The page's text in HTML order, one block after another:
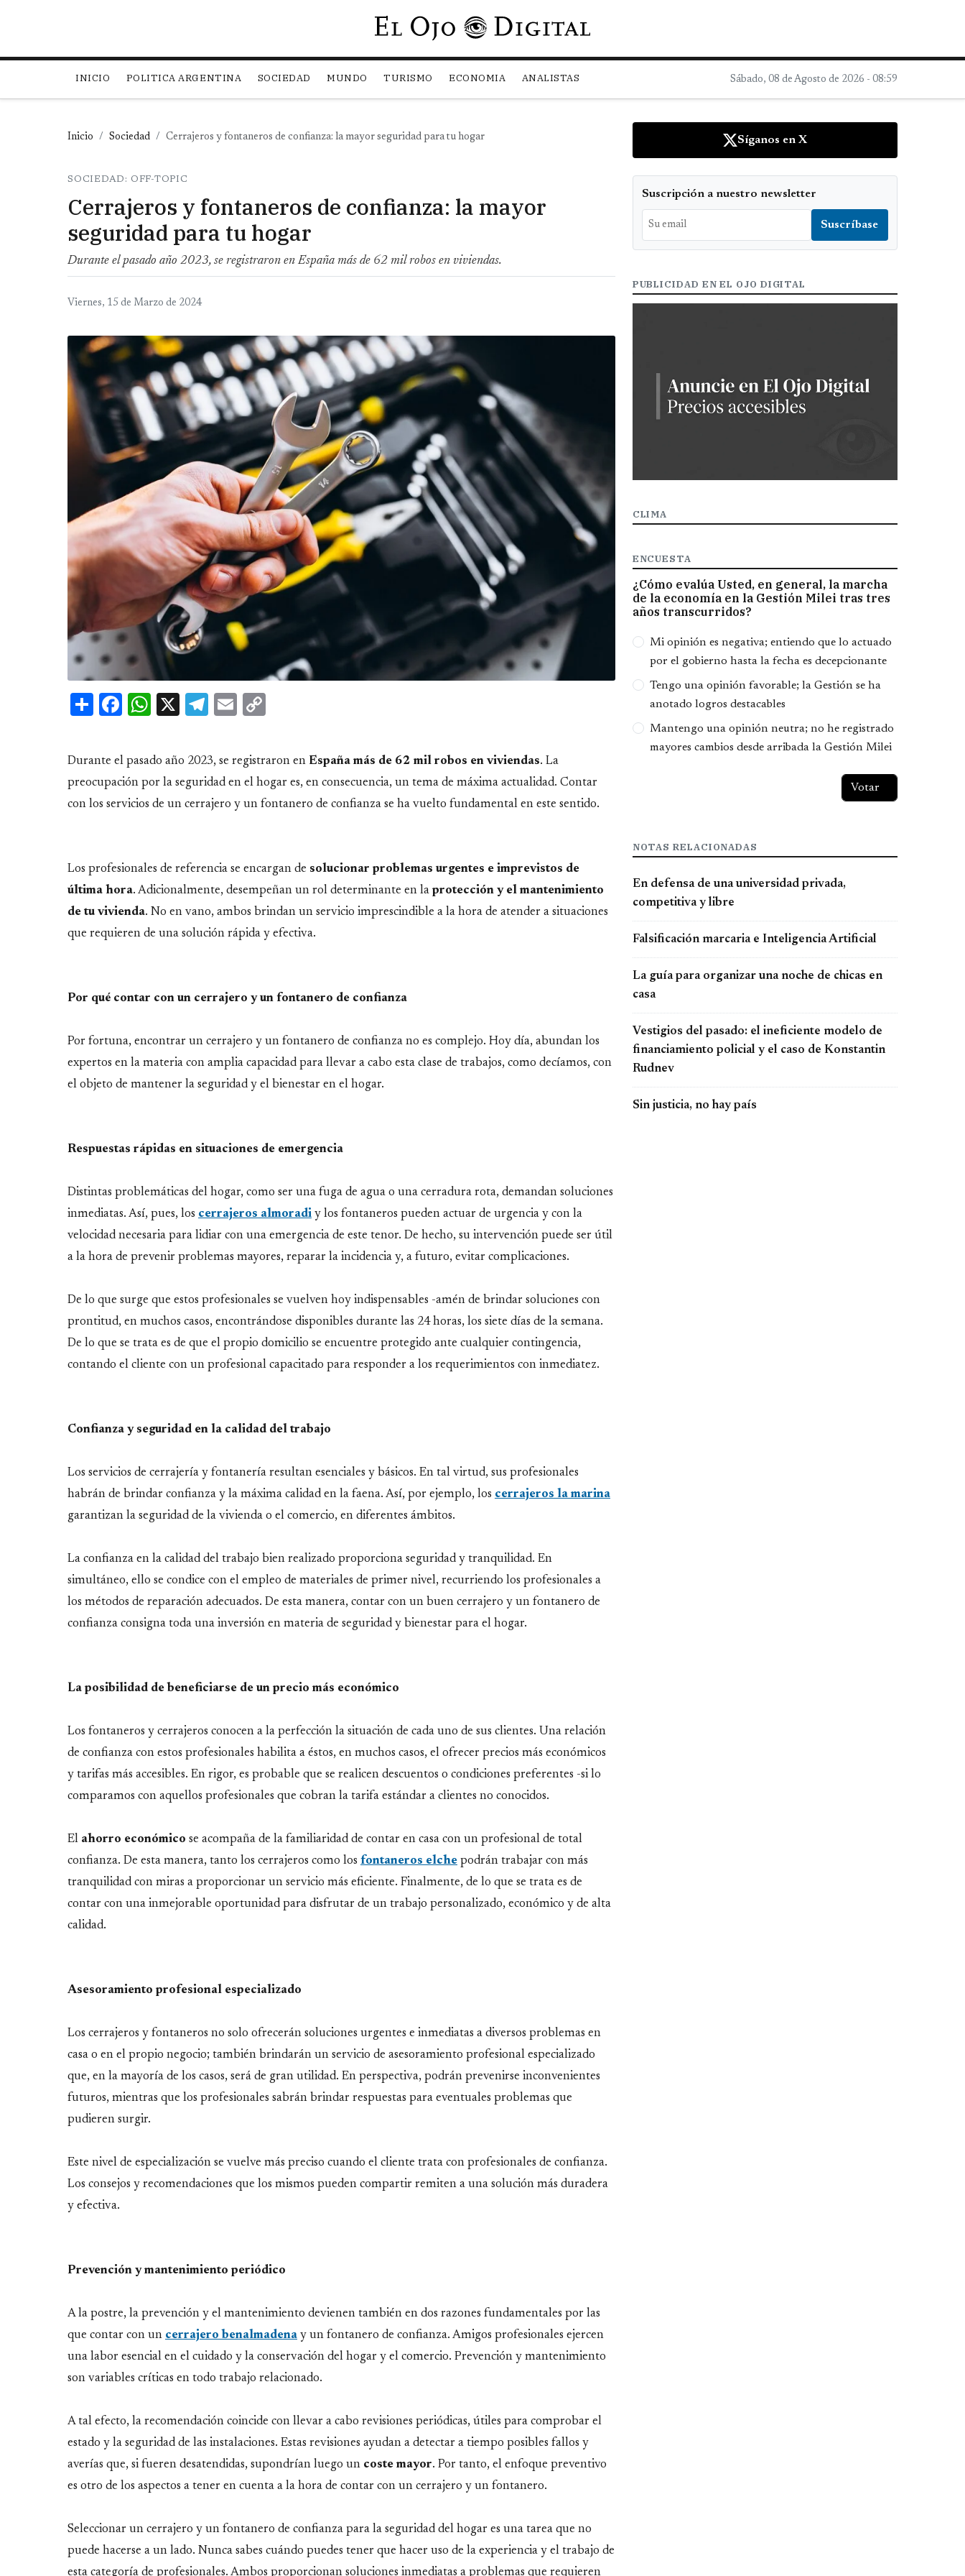
Pasar al contenido principal
INICIO POLITICA ARGENTINA SOCIEDAD MUNDO TURISMO ECONOMIA ANALISTAS Sábado, 08 de Agosto de 2026 - 08:59
Inicio Sociedad Cerrajeros y fontaneros de confianza: la mayor seguridad para tu hogar
SOCIEDAD: OFF-TOPIC
Cerrajeros y fontaneros de confianza: la mayor
seguridad para tu hogar
Durante el pasado año 2023, se registraron en España más de 62 mil robos en viviendas.
Viernes, 15 de Marzo de 2024
ShareFacebook
WhatsApp
X Telegram
Email
Durante el pasado año 2023, se registraron en España más de 62 mil robos en viviendas. La
preocupación por la seguridad en el hogar es, en consecuencia, un tema de máxima actualidad. Contar
con los servicios de un cerrajero y un fontanero de confianza se ha vuelto fundamental en este sentido.
Los profesionales de referencia se encargan de solucionar problemas urgentes e imprevistos de
última hora. Adicionalmente, desempeñan un rol determinante en la protección y el mantenimiento
de tu vivienda. No en vano, ambos brindan un servicio imprescindible a la hora de atender a situaciones
que requieren de una solución rápida y efectiva.
Por qué contar con un cerrajero y un fontanero de confianza
Por fortuna, encontrar un cerrajero y un fontanero de confianza no es complejo. Hoy día, abundan los
expertos en la materia con amplia capacidad para llevar a cabo esta clase de trabajos, como decíamos, con
el objeto de mantener la seguridad y el bienestar en el hogar.
Respuestas rápidas en situaciones de emergencia
Distintas problemáticas del hogar, como ser una fuga de agua o una cerradura rota, demandan soluciones
inmediatas. Así, pues, los cerrajeros almoradi y los fontaneros pueden actuar de urgencia y con la
velocidad necesaria para lidiar con una emergencia de este tenor. De hecho, su intervención puede ser útil
a la hora de prevenir problemas mayores, reparar la incidencia y, a futuro, evitar complicaciones.
De lo que surge que estos profesionales se vuelven hoy indispensables -amén de brindar soluciones con
prontitud, en muchos casos, encontrándose disponibles durante las 24 horas, los siete días de la semana.
De lo que se trata es de que el propio domicilio se encuentre protegido ante cualquier contingencia,
contando el cliente con un profesional capacitado para responder a los requerimientos con inmediatez.
Confianza y seguridad en la calidad del trabajo
Los servicios de cerrajería y fontanería resultan esenciales y básicos. En tal virtud, sus profesionales
habrán de brindar confianza y la máxima calidad en la faena. Así, por ejemplo, los cerrajeros la marina
garantizan la seguridad de la vivienda o el comercio, en diferentes ámbitos.
La confianza en la calidad del trabajo bien realizado proporciona seguridad y tranquilidad. En
simultáneo, ello se condice con el empleo de materiales de primer nivel, recurriendo los profesionales a
los métodos de reparación adecuados. De esta manera, contar con un buen cerrajero y un fontanero de
confianza consigna toda una inversión en materia de seguridad y bienestar para el hogar.
La posibilidad de beneficiarse de un precio más económico
Los fontaneros y cerrajeros conocen a la perfección la situación de cada uno de sus clientes. Una relación
de confianza con estos profesionales habilita a éstos, en muchos casos, el ofrecer precios más económicos
y tarifas más accesibles. En rigor, es probable que se realicen descuentos o condiciones preferentes -si lo
comparamos con aquellos profesionales que cobran la tarifa estándar a clientes no conocidos.
El ahorro económico se acompaña de la familiaridad de contar en casa con un profesional de total
confianza. De esta manera, tanto los cerrajeros como los fontaneros elche podrán trabajar con más
tranquilidad con miras a proporcionar un servicio más eficiente. Finalmente, de lo que se trata es de
contar con una inmejorable oportunidad para disfrutar de un trabajo personalizado, económico y de alta
calidad.
Asesoramiento profesional especializado
Los cerrajeros y fontaneros no solo ofrecerán soluciones urgentes e inmediatas a diversos problemas en
casa o en el propio negocio; también brindarán un servicio de asesoramiento profesional especializado
que, en la mayoría de los casos, será de gran utilidad. En perspectiva, podrán prevenirse inconvenientes
futuros, mientras que los profesionales sabrán brindar respuestas para eventuales problemas que
pudieren surgir.
Este nivel de especialización se vuelve más preciso cuando el cliente trata con profesionales de confianza.
Los consejos y recomendaciones que los mismos pueden compartir remiten a una solución más duradera
y efectiva.
Prevención y mantenimiento periódico
A la postre, la prevención y el mantenimiento devienen también en dos razones fundamentales por las
que contar con un cerrajero benalmadena y un fontanero de confianza. Amigos profesionales ejercen
una labor esencial en el cuidado y la conservación del hogar y el comercio. Prevención y mantenimiento
son variables críticas en todo trabajo relacionado.
A tal efecto, la recomendación coincide con llevar a cabo revisiones periódicas, útiles para comprobar el
estado y la seguridad de las instalaciones. Estas revisiones ayudan a detectar a tiempo posibles fallos y
averías que, si fueren desatendidas, supondrían luego un coste mayor. Por tanto, el enfoque preventivo
es otro de los aspectos a tener en cuenta a la hora de contar con un cerrajero y un fontanero.
Seleccionar un cerrajero y un fontanero de confianza para la seguridad del hogar es una tarea que no
puede hacerse a un lado. Nunca sabes cuándo puedes tener que hacer uso de la experiencia y el trabajo de
esta categoría de profesionales. Ambos proporcionan soluciones inmediatas a problemas que requieren
Síganos en X
Suscripción a nuestro newsletter
PUBLICIDAD EN EL OJO DIGITAL
CLIMA
ENCUESTA
¿Cómo evalúa Usted, en general, la marcha
de la economía en la Gestión Milei tras tres
años transcurridos?
Opciones
Mi opinión es negativa; entiendo que lo actuado
por el gobierno hasta la fecha es decepcionante
Tengo una opinión favorable; la Gestión se ha
anotado logros destacables
Mantengo una opinión neutra; no he registrado
mayores cambios desde arribada la Gestión Milei
NOTAS RELACIONADAS
En defensa de una universidad privada,
competitiva y libre
Falsificación marcaria e Inteligencia Artificial
La guía para organizar una noche de chicas en
casa
Vestigios del pasado: el ineficiente modelo de
financiamiento policial y el caso de Konstantin
Rudnev
Sin justicia, no hay país